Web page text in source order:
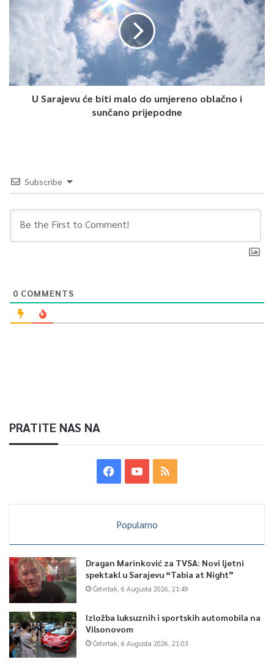
oblasti robotike.
Održavanje panela pomoglo je i Ministarsvo za ljudska prava i
izbjeglice BiH i Vlada Švicarske.
Namik Vatrenjak, TVSA
0
U Sarajevu će biti malo do umjereno oblačno i
sunčano prijepodne
Subscribe
0 COMMENTS
PRATITE NAS NA
Popularno
Dragan Marinković za TVSA: Novi ljetni
spektakl u Sarajevu “Tabia at Night”
Četvrtak, 6 Augusta 2026, 21:49
Izložba luksuznih i sportskih automobila na
Vilsonovom
Četvrtak, 6 Augusta 2026, 21:03